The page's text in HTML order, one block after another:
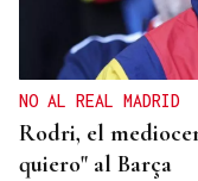
Arabia Saudí
santuario de lujo
NO AL REAL MADRID
Rodri, el
quiero" al Barça